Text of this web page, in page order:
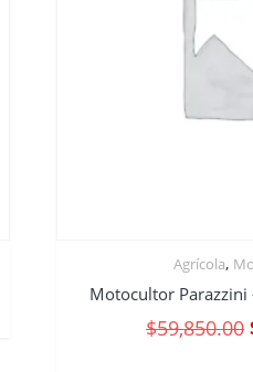
Agrícola,
Motocultor Parazzini
$59,850.00